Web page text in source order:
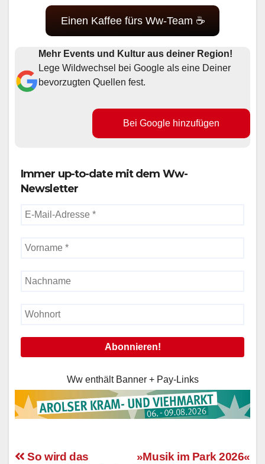
Einen Kaffee fürs Ww-Team ☕
Mehr Events und Kultur aus deiner Region!
Lege Wildwechsel bei Google als eine Deiner
bevorzugten Quellen fest.
Bei Google hinzufügen
Immer up-to-date mit dem Ww-
Newsletter
Ww enthält Banner + Pay-Links
»Musik im Park 2026«
So wird das